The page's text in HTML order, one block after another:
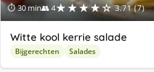
⏱ 30 min👥 4★★★★☆ 3.71 (7)
Witte kool kerrie salade
Bijgerechten Salades